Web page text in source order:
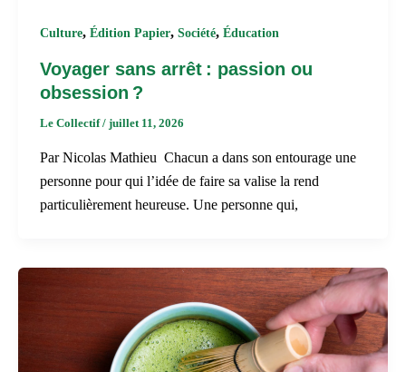
Culture, Édition Papier, Société, Éducation
Voyager sans arrêt : passion ou
obsession ?
Le Collectif/ juillet 11, 2026
Par Nicolas Mathieu Chacun a dans son entourage une
personne pour qui l’idée de faire sa valise la rend
particulièrement heureuse. Une personne qui,